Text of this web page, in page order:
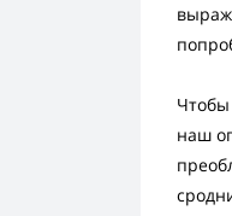
Чтобы
наш